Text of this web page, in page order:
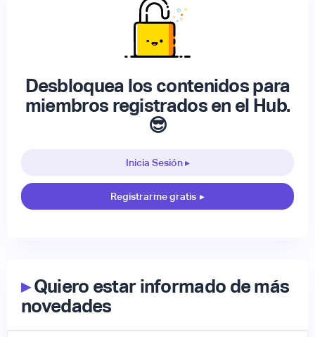
Desbloquea los contenidos para
miembros registrados en el Hub.
😎
Inicia Sesión ▸
Registrarme gratis ▸
▸Quiero estar informado de más
novedades